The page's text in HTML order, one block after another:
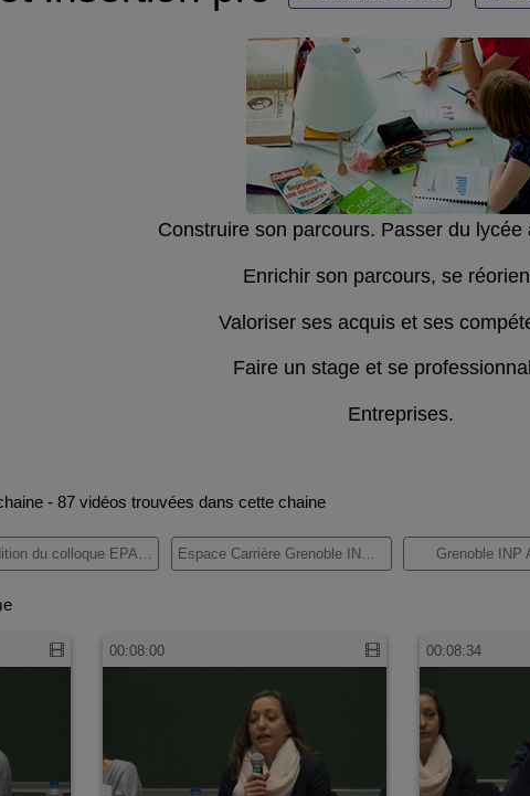
Construire son parcours. Passer du lycée
Enrichir son parcours, se
Valoriser ses acquis et ses
Faire un stage et se
Entreprises.
- 87 vidéos trouvées dans cette chaine
4ème édition du colloque EPAL (4) Espace Carrière Grenoble INP (38) Grenoble INP
00:08:00 00:08:34